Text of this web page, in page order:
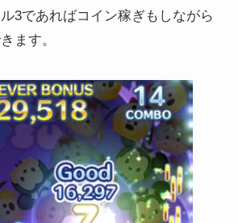
3であればコイン稼ぎもしながら
ます。